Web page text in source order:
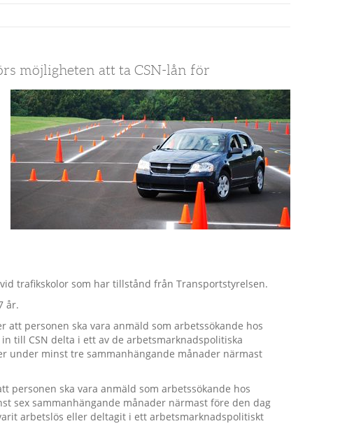
möjligheten att ta CSN-lån för
trafikskolor som har tillstånd från Transportstyrelsen.
år.
att personen ska vara anmäld som arbetssökande hos
till CSN delta i ett av de arbetsmarknadspolitiska
under minst tre sammanhängande månader närmast
personen ska vara anmäld som arbetssökande hos
sex sammanhängande månader närmast före den dag
arbetslös eller deltagit i ett arbetsmarknadspolitiskt